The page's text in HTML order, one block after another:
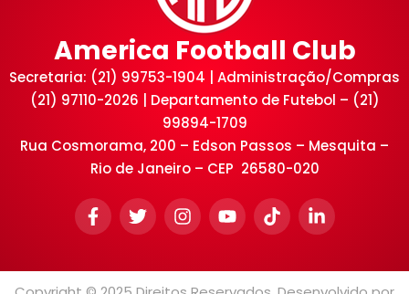
America Football Club
Secretaria: (21) 99753-1904 | Administração/Compras
(21) 97110-2026 | Departamento de Futebol – (21)
99894-1709
Rua Cosmorama, 200 – Edson Passos – Mesquita –
Rio de Janeiro – CEP 26580-020